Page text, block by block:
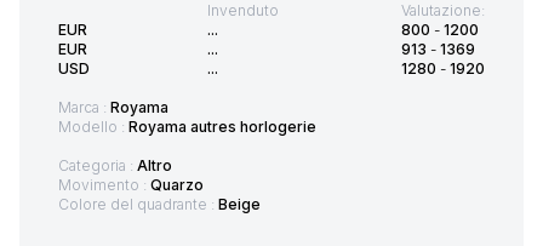
EUR
EUR
USD
Invenduto
...
...
...
Valutazione:
800 - 1200
913 - 1369
1280 - 1920
Marca : Royama
Modello : Royama autres horlogerie
Categoria : Altro
Movimento : Quarzo
Colore del quadrante : Beige